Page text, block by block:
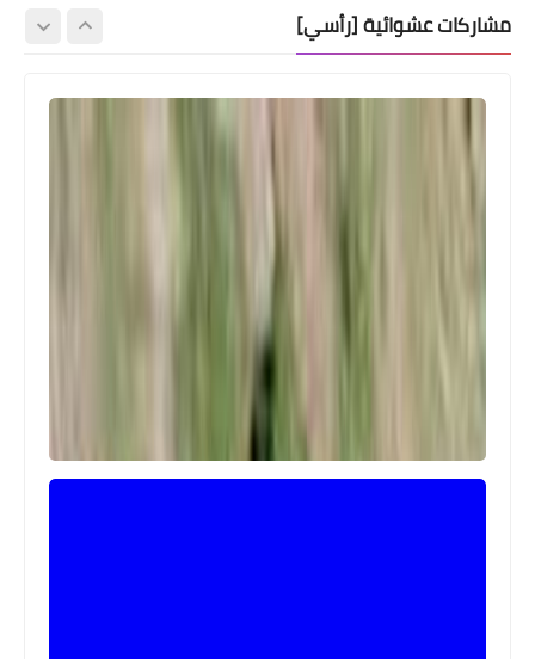
مشاركات عشوائية [رأسي]